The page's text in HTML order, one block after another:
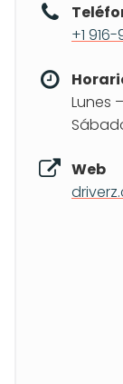
+1 916-
Lunes
Web